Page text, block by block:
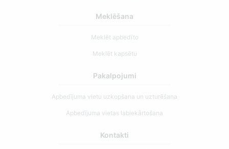
Meklēšana
Meklēt apbedīto
Meklēt kapsētu
Pakalpojumi
Apbedījuma vietu uzkopšana un uzturēšana
Apbedījuma vietas labiekārtošana
Kontakti